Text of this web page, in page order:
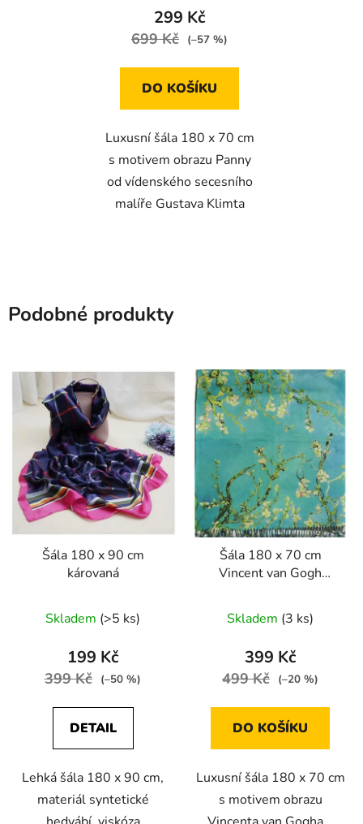
299 Kč
699 Kč (–57 %)
DO KOŠÍKU
Luxusní šála 180 x 70 cm
s motivem obrazu Panny
od vídenského secesního
malíře Gustava Klimta
Podobné produkty
Šála 180 x 90 cm
károvaná
Skladem (>5 ks)
199 Kč
399 Kč (–50 %)
DETAIL
Lehká šála 180 x 90 cm,
materiál syntetické
Šála 180 x 70 cm
Vincent van Gogh
Skladem (3 ks)
399 Kč
499 Kč (–20 %)
DO KOŠÍKU
Luxusní šála 180 x 70 cm
s motivem obrazu